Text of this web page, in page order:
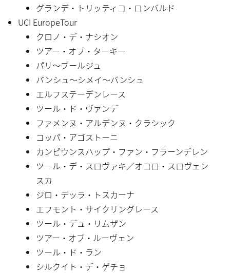
グランデ・トリッティコ・ロンバルド
UCI EuropeTour
クロノ・デ・ナシオン
ツアー・オブ・ターキー
パリ〜ブールジュ
バンシュ〜シメイ〜バンシュ
エルフステーデンレース
ツール・ド・ヴァンデ
ファメンヌ・アルデンヌ・クラシック
コッパ・アゴストーニ
カンピウンスハップ・ファン・フラーンデレン
ツール・デ・スロヴァキ／オコロ・スロヴェン
スカ
ジロ・デッラ・トスカーナ
エフモント・サイクリングレース
ツール・デュ・リムザン
ツアー・オブ・ルーヴェン
ツール・ド・ラン
シルクイト・デ・ゲチョ